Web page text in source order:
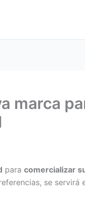
marca
para comercializar
se